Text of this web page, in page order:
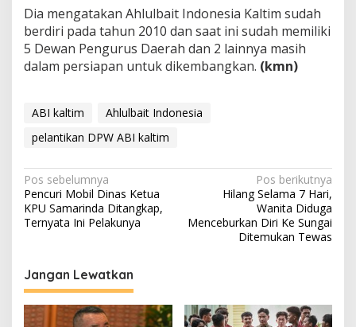
Dia mengatakan Ahlulbait Indonesia Kaltim sudah
berdiri pada tahun 2010 dan saat ini sudah memiliki
5 Dewan Pengurus Daerah dan 2 lainnya masih
dalam persiapan untuk dikembangkan. (kmn)
ABI kaltim
Ahlulbait Indonesia
pelantikan DPW ABI kaltim
Navigasi
pos
Pos sebelumnya
Pencuri Mobil Dinas Ketua
KPU Samarinda Ditangkap,
Ternyata Ini Pelakunya
Pos berikutnya
Hilang Selama 7 Hari,
Wanita Diduga
Menceburkan Diri Ke Sungai
Ditemukan Tewas
Jangan Lewatkan